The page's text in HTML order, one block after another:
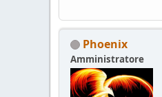
Phoenix
Amministratore